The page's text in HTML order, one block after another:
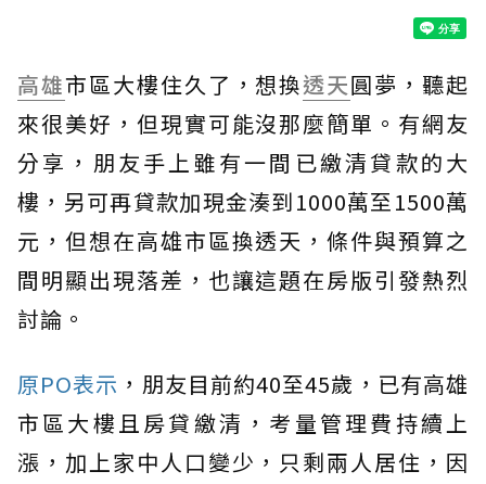
高雄市區大樓住久了，想換透天圓夢，聽起
來很美好，但現實可能沒那麼簡單。有網友
分享，朋友手上雖有一間已繳清貸款的大
樓，另可再貸款加現金湊到1000萬至1500萬
元，但想在高雄市區換透天，條件與預算之
間明顯出現落差，也讓這題在房版引發熱烈
討論。
原PO表示 ，朋友目前約40至45歲，已有高雄
市區大樓且房貸繳清，考量管理費持續上
漲，加上家中人口變少，只剩兩人居住，因